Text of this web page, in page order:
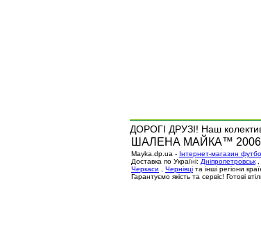
ДОРОГІ ДРУЗІ! Наш
ШАЛЕНА МАЙКА™
Mayka.dp.ua - Інтернет-магазин
Доставка по Україні: Дніпропетровськ
Черкаси
Чернівці та інші регіони
Гарантуємо якість та сервіс! Готові